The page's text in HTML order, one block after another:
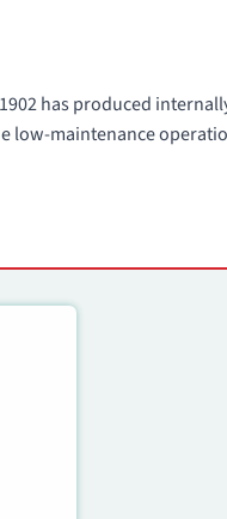
has produced
low-maintenance